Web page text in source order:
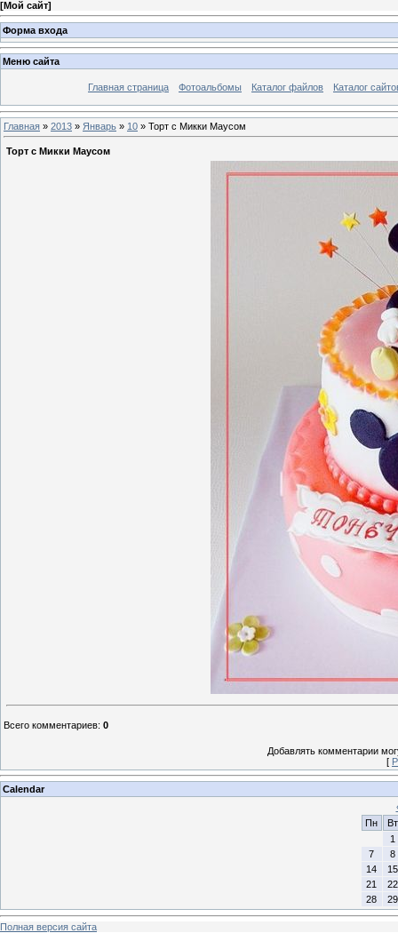
[Мой сайт]
Форма входа
Меню сайта
Главная страница Фотоальбомы Каталог файлов Каталог
Главная » 2013 » Январь » 10 » Торт с Микки Маусом
Торт с Микки Маусом
Всего комментариев: 0
Добавлять комментарии
[
Calendar
Пн
Вт
1
7
8
14
15
21
22
28
29
Полная версия сайта